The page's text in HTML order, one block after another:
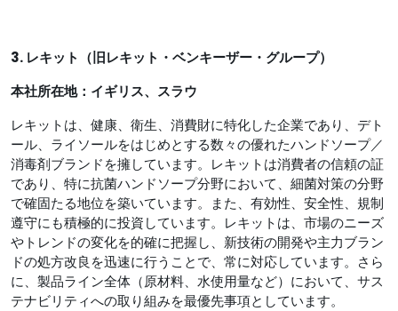
3. レキット （旧レキット・ベンキーザー・グループ）
本社所在地：イギリス、スラウ
レキットは、健康、衛生、消費財に特化した企業であり、デト
ール、ライソールをはじめとする数々の優れたハンドソープ／
消毒剤ブランドを擁しています。レキットは消費者の信頼の証
であり、特に抗菌ハンドソープ分野において、細菌対策の分野
で確固たる地位を築いています。また、有効性、安全性、規制
遵守にも積極的に投資しています。レキットは、市場のニーズ
やトレンドの変化を的確に把握し、新技術の開発や主力ブラン
ドの処方改良を迅速に行うことで、常に対応しています。さら
に、製品ライン全体（原材料、水使用量など）において、サス
テナビリティへの取り組みを最優先事項としています。